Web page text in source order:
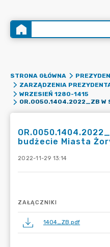
STRONA GŁÓWNA
ZARZĄDZENIA
WRZESIEŃ 1280-1415
budżecie Miasta
2022-11-29 13:14
ZAŁĄCZNIKI
1404_ZB.pdf